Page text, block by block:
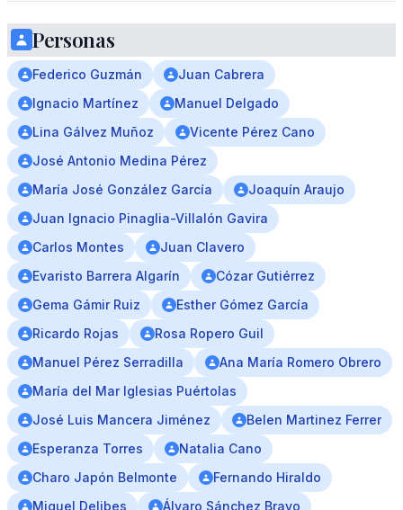
Personas
Federico Guzmán
Juan Cabrera
Ignacio Martínez
Manuel Delgado
Lina Gálvez Muñoz
Vicente Pérez Cano
José Antonio Medina Pérez
María José González García
Joaquín Araujo
Juan Ignacio Pinaglia-Villalón Gavira
Carlos Montes
Juan Clavero
Evaristo Barrera Algarín
Cózar Gutiérrez
Gema Gámir Ruiz
Esther Gómez García
Ricardo Rojas
Rosa Ropero Guil
Manuel Pérez Serradilla
Ana María Romero Obrero
María del Mar Iglesias Puértolas
José Luis Mancera Jiménez
Belen Martinez Ferrer
Esperanza Torres
Natalia Cano
Charo Japón Belmonte
Fernando Hiraldo
Miguel Delibes
Álvaro Sánchez Bravo